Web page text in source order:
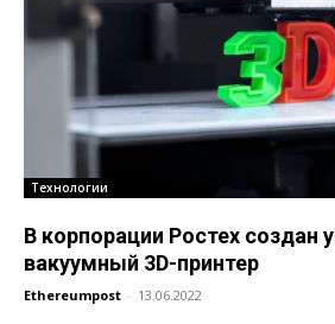
Технологии
В корпорации Ростех создан
вакуумный 3D-принтер
Ethereumpost - 13.06.2022